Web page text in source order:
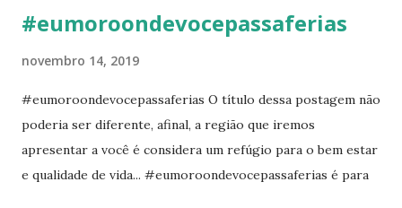
#eumoroondevocepassaferias
novembro 14, 2019
#eumoroondevocepassaferias O título dessa postagem não
poderia ser diferente, afinal, a região que iremos
apresentar a você é considera um refúgio para o bem estar
e qualidade de vida... #eumoroondevocepassaferias é para